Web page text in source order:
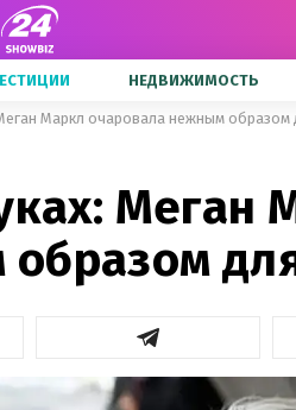
НЕДВИЖИМОСТЬ
Маркл очаровала нежным образом
Меган